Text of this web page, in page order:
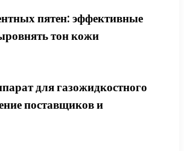
пятен: эффективные
тон кожи
для газожидкостного
поставщиков и